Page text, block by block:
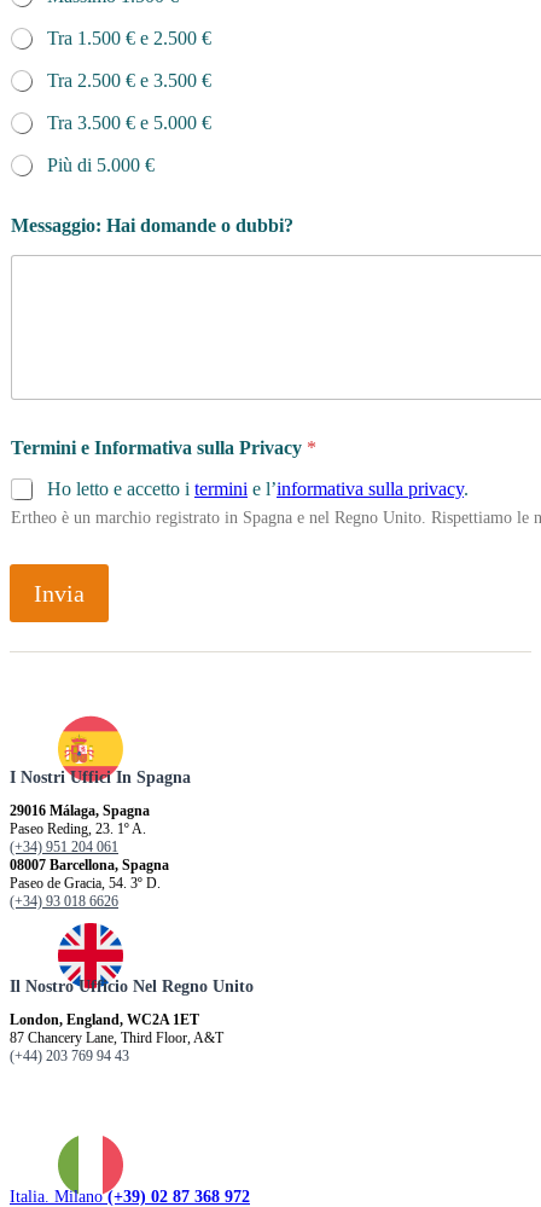
Tra 1.500 € e 2.500 €
Tra 2.500 € e 3.500 €
Tra 3.500 € e 5.000 €
Più di 5.000 €
Messaggio: Hai domande o dubbi?
Termini e Informativa sulla Privacy *
Ho letto e accetto i termini e l’informativa sulla privacy.
Ertheo è un marchio registrato in Spagna e nel Regno Unito. Rispettiamo
Invia
I Nostri Uffici In Spagna
29016 Málaga, Spagna
Paseo Reding, 23. 1º A.
(+34) 951 204 061
08007 Barcellona, ​​Spagna
Paseo de Gracia, 54. 3º D.
(+34) 93 018 6626
Il Nostro Ufficio Nel Regno Unito
London, England, WC2A 1ET
87 Chancery Lane, Third Floor, A&T
(+44) 203 769 94 43
Italia. Milano(+39) 02 87 368 972